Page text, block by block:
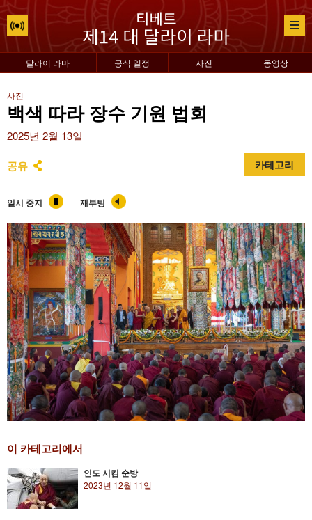
달라이 라마 공식 일정 사진 동영상
사진
백색 따라 장수 기원 법회
2025년 2월 13일
공유 카테고리
일시 중지 재부팅
이 카테고리에서
인도 시킴 순방
2023년 12월 11일